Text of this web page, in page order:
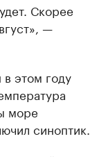
Скорее
—
этом году
море
синоптик.